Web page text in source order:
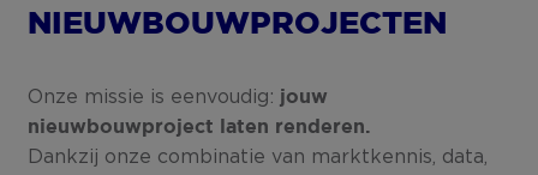
NIEUWBOUWPROJECTEN
Onze missie is eenvoudig: jouw
nieuwbouwproject laten renderen.
Dankzij onze combinatie van marktkennis, data,